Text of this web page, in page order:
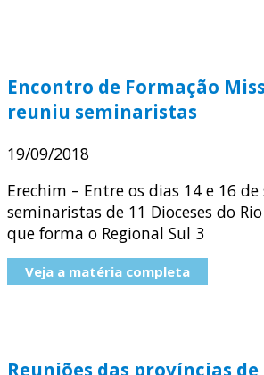
Encontro de Formação
reuniu seminaristas
19/09/2018
Erechim – Entre os dias 14 e 16
seminaristas de 11 Dioceses do
que forma o Regional Sul 3
Veja a matéria completa
Reuniões das províncias